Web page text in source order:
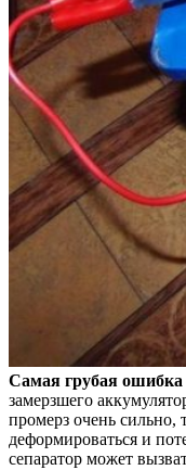
Самая грубая ошибка
замерзшего
промерз очень сильно,
деформироваться и
сепаратор может